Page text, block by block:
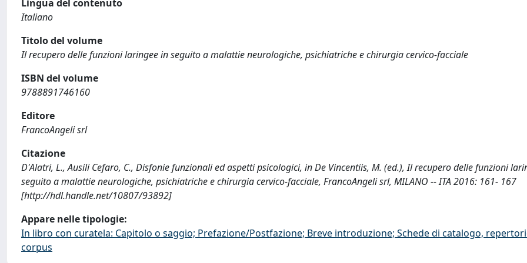
Lingua del contenuto
Italiano
Titolo del volume
Il recupero delle funzioni laringee in seguito a malattie neurologiche, psichiatriche e chirurgia cervico-facciale
ISBN del volume
9788891746160
Editore
FrancoAngeli srl
Citazione
D'Alatri, L., Ausili Cefaro, C., Disfonie funzionali ed aspetti psicologici, in De Vincentiis, M. (ed.), Il recupero delle funzioni
seguito a malattie neurologiche, psichiatriche e chirurgia cervico-facciale, FrancoAngeli srl, MILANO -- ITA 2016: 161- 167
[http://hdl.handle.net/10807/93892]
Appare nelle tipologie:
In libro con curatela: Capitolo o saggio; Prefazione/Postfazione; Breve introduzione; Schede di catalogo,
corpus